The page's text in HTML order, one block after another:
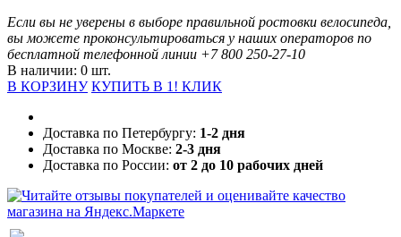
Если вы не уверены в выборе правильной ростовки велосипеда,
вы можете проконсультироваться у наших операторов по
бесплатной телефонной линии +7 800 250-27-10
В наличии: 0 шт.
В КОРЗИНУ КУПИТЬ В 1! КЛИК
Доставка по Петербургу: 1-2 дня
Доставка по Москве: 2-3 дня
Доставка по России: от 2 до 10 рабочих дней